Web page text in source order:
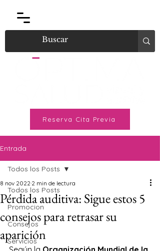
Reserva Cita Previa
Entrada
Todos los Posts
Promocion
Consejos
Servicios
Todos los Posts
Pérdida auditiva: Sigue estos 5
consejos para retrasar su
aparición
8 nov 2022 2 min de lectura